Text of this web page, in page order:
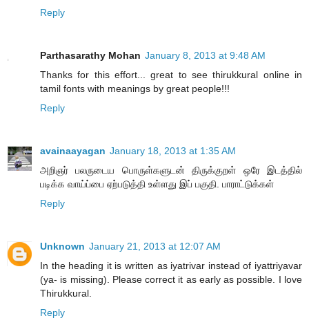
Reply
Parthasarathy Mohan January 8, 2013 at 9:48 AM
Thanks for this effort... great to see thirukkural online in
tamil fonts with meanings by great people!!!
Reply
avainaayagan January 18, 2013 at 1:35 AM
அறிஞர் பலருடைய பொருள்களுடன் திருக்குறள் ஒரே இடத்தில்
படிக்க வாய்ப்பை ஏற்படுத்தி உள்ளது இப் பகுதி. பாராட்டுக்கள்
Reply
Unknown January 21, 2013 at 12:07 AM
In the heading it is written as iyatrivar instead of iyattriyavar
(ya- is missing). Please correct it as early as possible. I love
Thirukkural.
Reply